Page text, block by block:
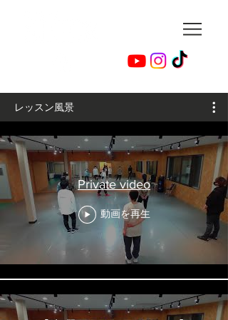
レッスン風景
Private video
動画を再生